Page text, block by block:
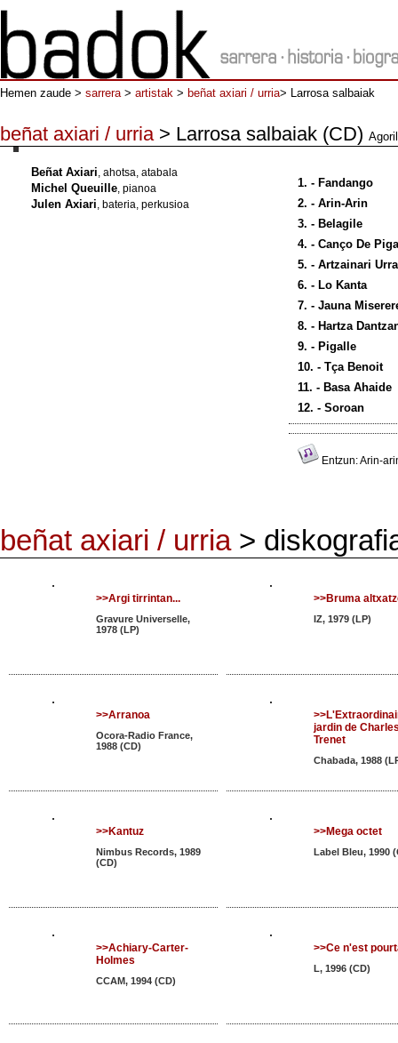
Hemen zaude > sarrera> artistak > beñat axiari / urria> Larrosa salbaiak
beñat axiari / urria > Larrosa salbaiak (CD)
Beñat Axiari, ahotsa, atabala
Michel Queuille, pianoa
Julen Axiari, bateria, perkusioa
1. - Fandango
2. - Arin-Arin
3. - Belagile
4. - Canço De
5. - Artzainari
6. - Lo Kanta
7. - Jauna
8. - Hartza
9. - Pigalle
10. - Tça
11. - Basa
12. - Soroan
Entzun: Arin-
beñat axiari / urria>
>>Argi tirrintan...
Gravure Universelle,
1978 (LP)
>>Bruma
IZ, 1979 (LP)
>>Arranoa
Ocora-Radio France,
1988 (CD)
jardin de
Trenet
Chabada, 1988
>>Kantuz
Nimbus Records, 1989
(CD)
>>Mega octet
Label Bleu, 1990
>>Achiary-Carter-
Holmes
CCAM, 1994 (CD)
>>Ce n'est
L, 1996 (CD)